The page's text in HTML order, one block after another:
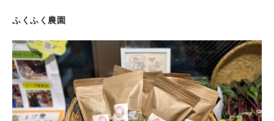
ふくふく農園